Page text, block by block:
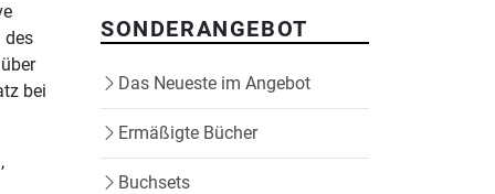
des
bei
SONDERANGEBOT
Das Neueste im Angebot
Ermäßigte Bücher
Buchsets